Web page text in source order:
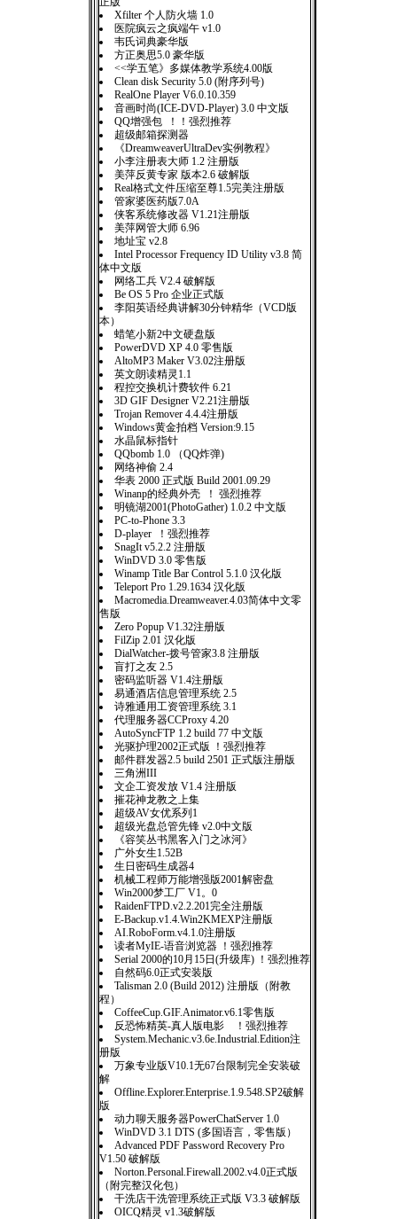
Xfilter 个人防火墙 1.0
医院疯云之疯端午 v1.0
韦氏词典豪华版
方正奥思5.0 豪华版
<<学五笔》多媒体教学系统4.00版
Clean disk Security 5.0 (附序列号)
RealOne Player V6.0.10.359
音画时尚(ICE-DVD-Player) 3.0 中文版
QQ增强包 ！！强烈推荐
超级邮箱探测器
《DreamweaverUltraDev实例教程》
小李注册表大师 1.2 注册版
美萍反黄专家 版本2.6 破解版
Real格式文件压缩至尊1.5完美注册版
管家婆医药版7.0A
侠客系统修改器 V1.21注册版
美萍网管大师 6.96
地址宝 v2.8
Intel Processor Frequency ID Utility v3.8 简
体中文版
网络工兵 V2.4 破解版
Be OS 5 Pro 企业正式版
李阳英语经典讲解30分钟精华（VCD版
本）
蜡笔小新2中文硬盘版
PowerDVD XP 4.0 零售版
AltoMP3 Maker V3.02注册版
英文朗读精灵1.1
程控交换机计费软件 6.21
3D GIF Designer V2.21注册版
Trojan Remover 4.4.4注册版
Windows黄金拍档 Version:9.15
水晶鼠标指针
QQbomb 1.0 （QQ炸弹)
网络神偷 2.4
华表 2000 正式版 Build 2001.09.29
Winanp的经典外壳 ！ 强烈推荐
明镜湖2001(PhotoGather) 1.0.2 中文版
PC-to-Phone 3.3
D-player ！强烈推荐
SnagIt v5.2.2 注册版
WinDVD 3.0 零售版
Winamp Title Bar Control 5.1.0 汉化版
Teleport Pro 1.29.1634 汉化版
Macromedia.Dreamweaver.4.03简体中文零
售版
Zero Popup V1.32注册版
FilZip 2.01 汉化版
DialWatcher-拨号管家3.8 注册版
盲打之友 2.5
密码监听器 V1.4注册版
易通酒店信息管理系统 2.5
诗雅通用工资管理系统 3.1
代理服务器CCProxy 4.20
AutoSyncFTP 1.2 build 77 中文版
光驱护理2002正式版 ！强烈推荐
邮件群发器2.5 build 2501 正式版注册版
三角洲III
文企工资发放 V1.4 注册版
摧花神龙教之上集
超级AV女优系列1
超级光盘总管先锋 v2.0中文版
《容笑丛书黑客入门之冰河》
广外女生1.52B
生日密码生成器4
机械工程师万能增强版2001解密盘
Win2000梦工厂 V1。0
RaidenFTPD.v2.2.201完全注册版
E-Backup.v1.4.Win2KMEXP注册版
AI.RoboForm.v4.1.0注册版
读者MyIE-语音浏览器 ！强烈推荐
Serial 2000的10月15日(升级库) ！强烈推荐
自然码6.0正式安装版
Talisman 2.0 (Build 2012) 注册版（附教
程）
CoffeeCup.GIF.Animator.v6.1零售版
反恐怖精英-真人版电影 ！强烈推荐
System.Mechanic.v3.6e.Industrial.Edition注
册版
万象专业版V10.1无67台限制完全安装破
解
Offline.Explorer.Enterprise.1.9.548.SP2破解
版
动力聊天服务器PowerChatServer 1.0
WinDVD 3.1 DTS (多国语言，零售版）
Advanced PDF Password Recovery Pro
V1.50 破解版
Norton.Personal.Firewall.2002.v4.0正式版
（附完整汉化包）
干洗店干洗管理系统正式版 V3.3 破解版
OICQ精灵 v1.3破解版